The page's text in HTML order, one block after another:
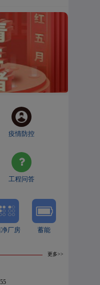
疫情防控
工程问答
净厂房 蓄能
更多>>